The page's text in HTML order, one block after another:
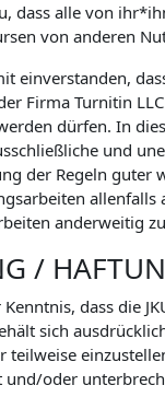
dass alle von
von anderen
einverstanden,
Firma Turnitin
dürfen. In
und
der Regeln guter
anderweitig
/
dass die
sich
und/oder